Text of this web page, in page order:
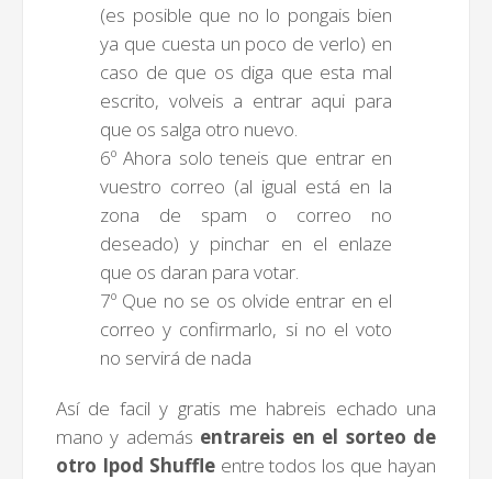
Búsquedas populares
mujeres guapas
volver a nacer
accidentes
wtf
rusos
caídas
fails
(es posible que no lo pongais bien
ya que cuesta un poco de verlo) en
caso de que os diga que esta mal
escrito, volveis a entrar aqui para
que os salga otro nuevo.
6º Ahora solo teneis que entrar en
vuestro correo (al igual está en la
zona de spam o correo no
deseado) y pinchar en el enlaze
que os daran para votar.
7º Que no se os olvide entrar en el
correo y confirmarlo, si no el voto
no servirá de nada
Así de facil y gratis me habreis echado una
mano y además entrareis en el sorteo de
otro Ipod Shuffleentre todos los que hayan